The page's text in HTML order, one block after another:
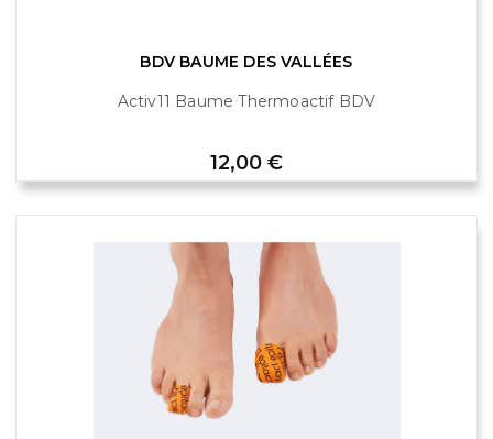
BDV BAUME DES VALLÉES
Activ11 Baume Thermoactif BDV
Prix
12,00 €